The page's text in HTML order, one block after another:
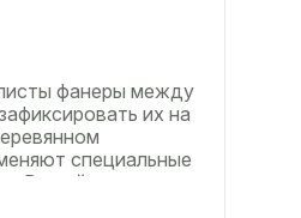
фанеры между
их на
специальные
В этой статье
клей...